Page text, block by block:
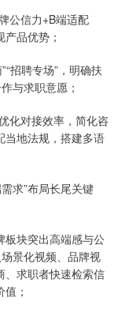
公信力+B端适配
品优势；
招聘专场”，明确扶
与求职意愿；
化对接效率，简化咨
当地法规，搭建多语
求”布局长尾关键
块突出高端感与公
景化视频、品牌视
、求职者快速检索信
；